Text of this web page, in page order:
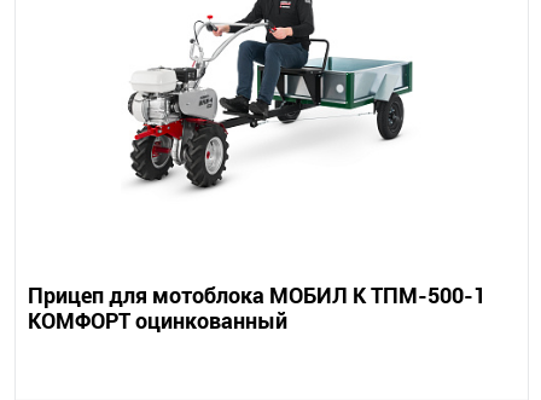
Прицеп для мотоблока МОБИЛ К ТПМ-500-1
КОМФОРТ оцинкованный